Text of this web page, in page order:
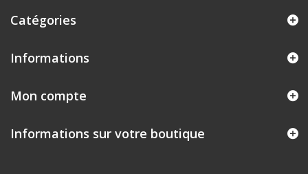
Catégories
Informations
Mon compte
Informations sur votre boutique